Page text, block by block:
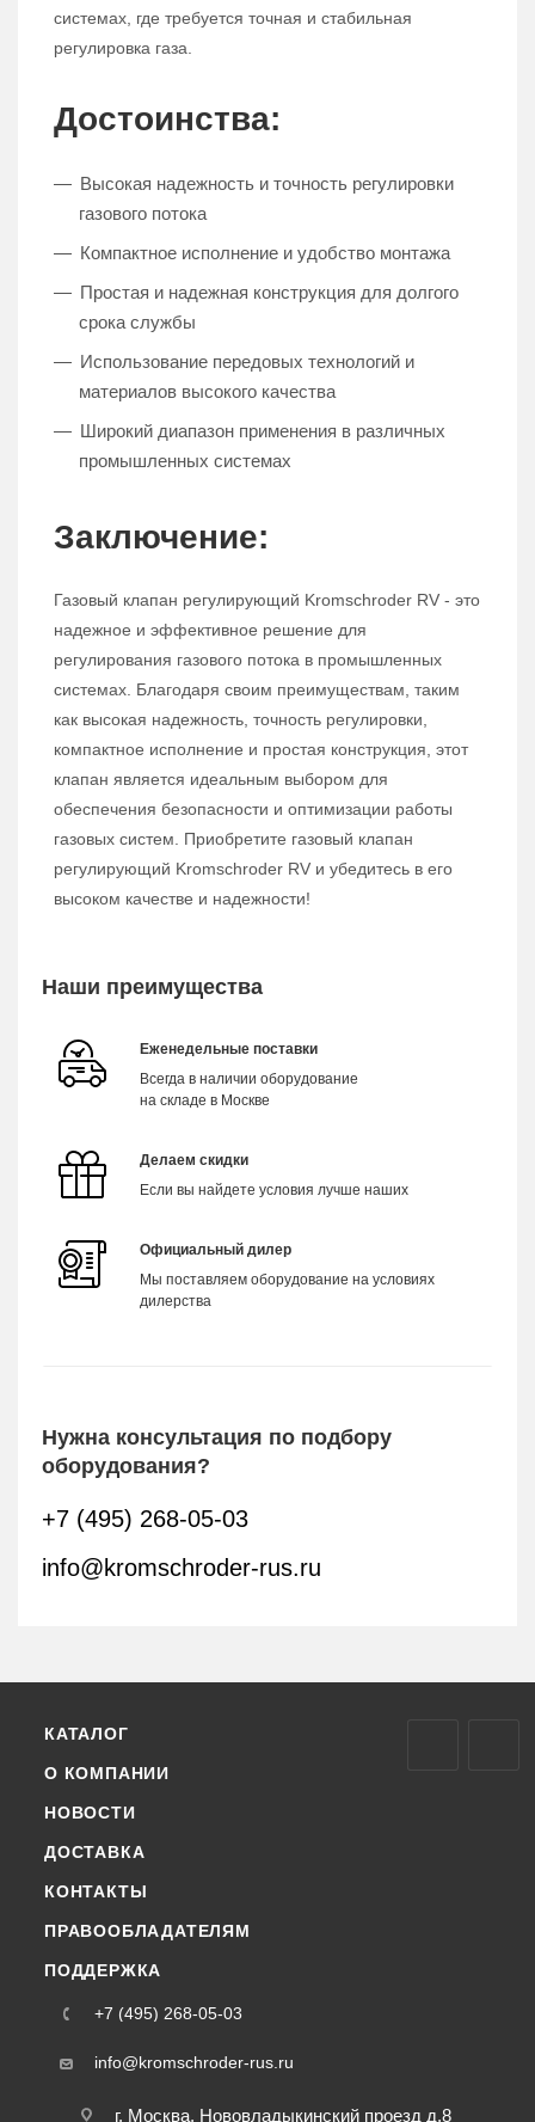
системах, где требуется точная и стабильная
регулировка газа.
Достоинства:
Высокая надежность и точность регулировки
газового потока
Компактное исполнение и удобство монтажа
Простая и надежная конструкция для долгого
срока службы
Использование передовых технологий и
материалов высокого качества
Широкий диапазон применения в различных
промышленных системах
Заключение:
Газовый клапан регулирующий Kromschroder RV - это
надежное и эффективное решение для
регулирования газового потока в промышленных
системах. Благодаря своим преимуществам, таким
как высокая надежность, точность регулировки,
компактное исполнение и простая конструкция, этот
клапан является идеальным выбором для
обеспечения безопасности и оптимизации работы
газовых систем. Приобретите газовый клапан
регулирующий Kromschroder RV и убедитесь в его
высоком качестве и надежности!
Наши преимущества
Еженедельные поставки
Всегда в наличии оборудование
на складе в Москве
Делаем скидки
Если вы найдете условия лучше наших
Официальный дилер
Мы поставляем оборудование на условиях
дилерства
Нужна консультация по подбору
оборудования?
+7 (495) 268-05-03
info@kromschroder-rus.ru
КАТАЛОГ
О КОМПАНИИ
НОВОСТИ
ДОСТАВКА
КОНТАКТЫ
ПРАВООБЛАДАТЕЛЯМ
ПОДДЕРЖКА
+7 (495) 268-05-03
info@kromschroder-rus.ru
г. Москва, Нововладыкинский проезд д.8